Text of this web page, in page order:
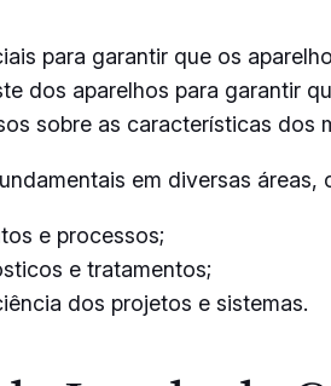
para garantir que os
dos aparelhos para garantir
sobre as características dos
em diversas áreas,
e processos;
e tratamentos;
dos projetos e sistemas.